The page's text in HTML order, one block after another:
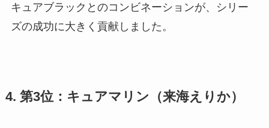
キュアブラックとのコンビネーションが、シリー
ズの成功に大きく貢献しました。
4. 第3位：キュアマリン（来海えりか）